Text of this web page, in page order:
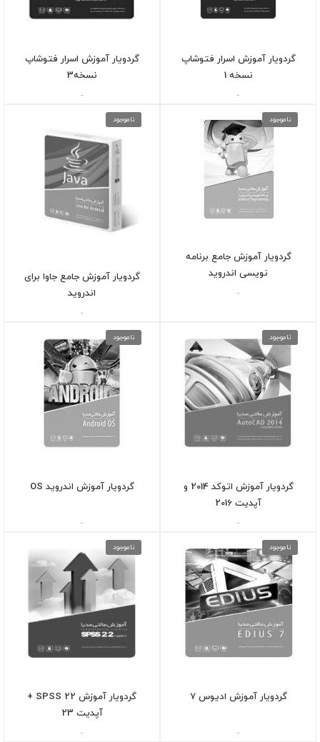
گردویار آموزش اسرار فتوشاپ
نسخه 1
-
گردویار آموزش اسرار فتوشاپ
نسخه3
-
ناموجود
گردویار آموزش جامع برنامه
نویسی اندروید
-
ناموجود
گردویار آموزش جامع جاوا برای
اندروید
-
ناموجود
گردویار آموزش اتوکد 2014 و
آپدیت 2016
-
ناموجود
گردویار آموزش اندروید OS
-
ناموجود
گردویار آموزش ادیوس 7
-
ناموجود
گردویار آموزش SPSS 22 +
آپدیت 23
-